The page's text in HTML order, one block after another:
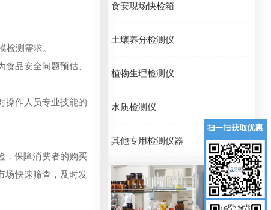
测需求。
品安全问题预估、
操作人员专业技能的
保障消费者的购买
场快速筛查，及时发
食安现场快检箱
土壤养分检测仪
植物生理检测仪
水质检测仪
其他专用检测仪器